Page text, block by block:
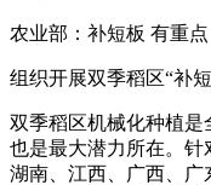
农业部：补短板 有重
组织开展双季稻区“补
双季稻区机械化种植是
也是最大潜力所在。针
湖南、江西、广西、广